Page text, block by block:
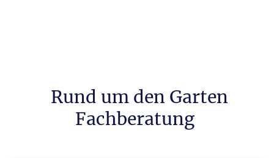
Rund um den Garten
Fachberatung